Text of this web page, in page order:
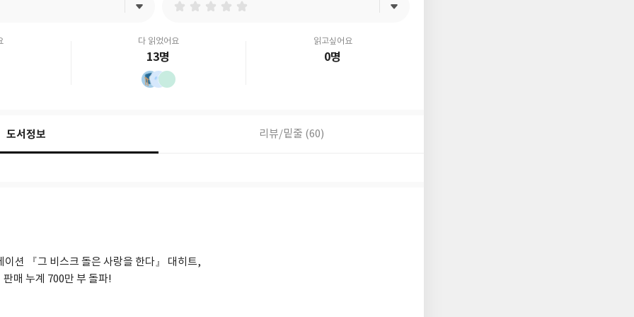
다 읽었어요
13명
읽고싶어요
0명
도서정보 리뷰/밑줄 (60)
이션 『그 비스크 돌은 사랑을 한다』 대히트,
판매 누계 700만 부 돌파!